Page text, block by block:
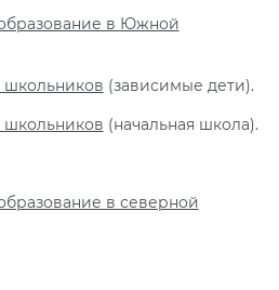
в Южной
(зависимые дети).
(начальная школа).
в северной